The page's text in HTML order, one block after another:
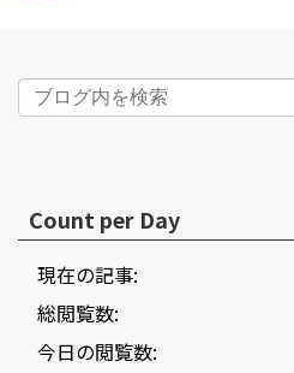
Count per Day
現在の記事:
総閲覧数:
今日の閲覧数: